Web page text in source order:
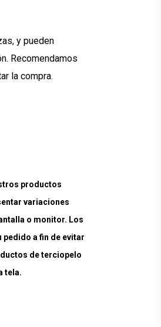
y pueden
Recomendamos
la compra.
productos
variaciones
o monitor. Los
a fin de evitar
de terciopelo
tela.